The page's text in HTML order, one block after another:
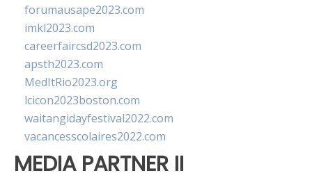
forumausape2023.com
imkl2023.com
careerfaircsd2023.com
apsth2023.com
MedItRio2023.org
lcicon2023boston.com
waitangidayfestival2022.com
vacancesscolaires2022.com
MEDIA PARTNER II